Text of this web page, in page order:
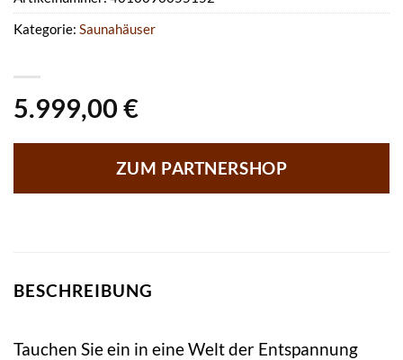
5.999,00 €
ZUM PARTNERSHOP
Kategorie: Saunahäuser
BESCHREIBUNG
Tauchen Sie ein in eine Welt der Entspannung